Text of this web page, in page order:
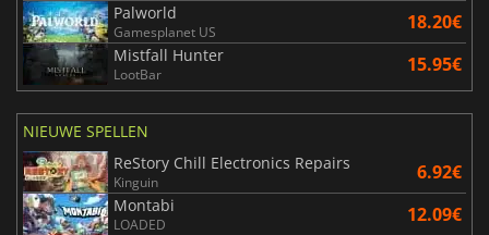
Palworld
Gamesplanet US 18.20€
Mistfall Hunter
LootBar 15.95€
NIEUWE SPELLEN
ReStory Chill Electronics Repairs
Kinguin 6.92€
Montabi
LOADED 12.09€